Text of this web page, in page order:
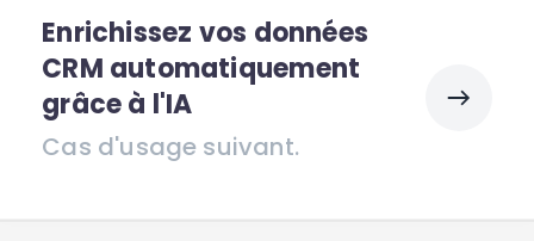
Enrichissez vos données
CRM automatiquement
grâce à l'IA
Cas d'usage suivant.